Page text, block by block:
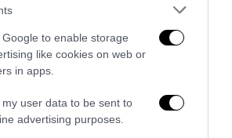
to enable storage
like cookies on web or
in apps.
user data to be sent to
advertising purposes.
CULTURA
Secret? Allora vi
Murgia